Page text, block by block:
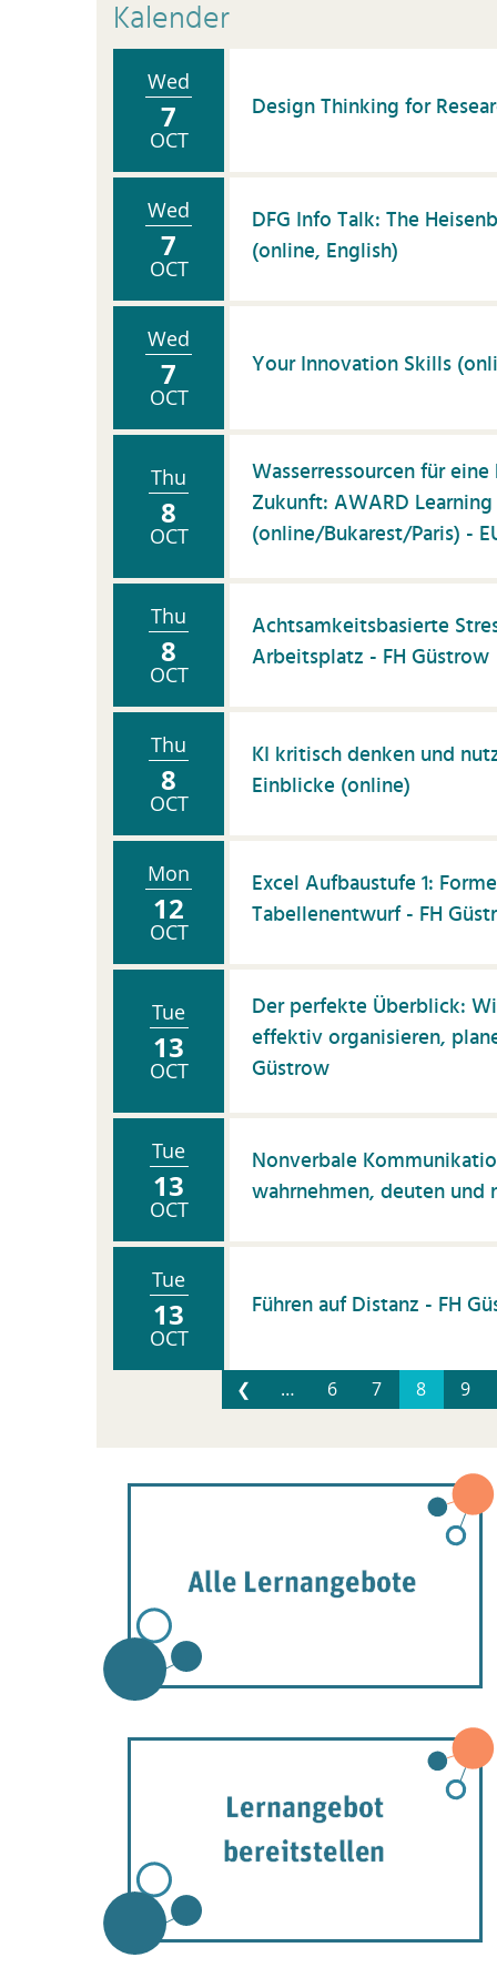
Kalender
Wed
7
OCT
Design Thinking for
Wed
7
OCT
DFG Info Talk: The
(online, English)
Wed
7
OCT
Your Innovation Skills
Thu
8
OCT
Wasserressourcen für
Zukunft: AWARD Learning
(online/Bukarest/Paris) -
Thu
8
OCT
Achtsamkeitsbasierte
Arbeitsplatz - FH Güstrow
Thu
8
OCT
KI kritisch denken und
Einblicke (online)
Mon
12
OCT
Excel Aufbaustufe 1:
Tabellenentwurf - FH
Tue
13
OCT
Der perfekte Überblick:
effektiv organisieren,
Güstrow
Tue
13
OCT
Nonverbale
wahrnehmen, deuten und
Tue
13
OCT
Führen auf Distanz - FH
❮ … 6 7 8 9